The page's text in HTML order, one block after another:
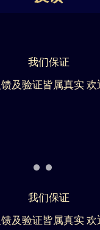
我们保证
及验证皆属真实
我们保证
及验证皆属真实